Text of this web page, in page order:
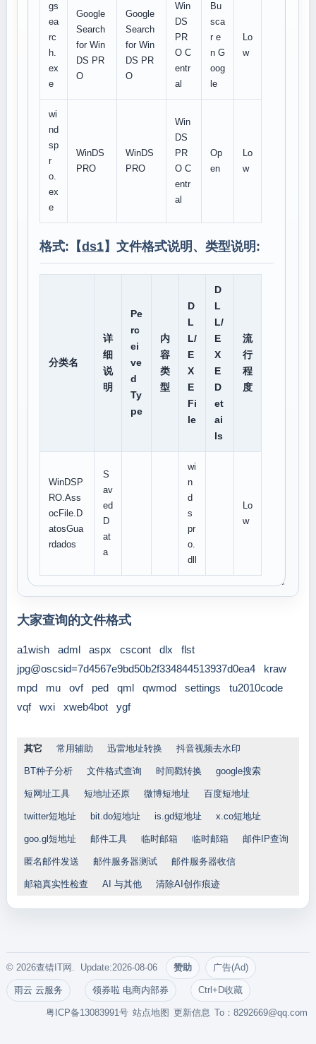
gs
ea
rc
h.
ex
e
Google
Search
for Win
DS PR
O
Google
Search
for Win
DS PR
O
Win
DS
PR
O C
entr
al
Bu
sca
r e
n G
oog
le
Lo
w
wi
nd
sp
r
o.
ex
e
WinDS
PRO
WinDS
PRO
Win
DS
PR
O C
entr
al
Op
en
Lo
w
格式:【ds1】文件格式说明、类型说明:
分类名
详
细
说
明
Pe
rc
ei
ve
d
Ty
pe
内
容
类
型
D
L
L/
E
X
E
Fi
le
D
L
L/
E
X
E
D
et
ai
ls
流
行
程
度
WinDSP
RO.Ass
ocFile.D
atosGua
rdados
S
av
ed
D
at
a
wi
n
d
s
pr
o.
dll
Lo
w
大家查询的文件格式
a1wish adml aspx cscont dlx
flst
jpg@oscsid=7d4567e9bd50b2f334844513937d0ea4
kraw
mpd
mu ovf ped qml qwmod settings
tu2010code
vqf
wxi xweb4bot ygf
其它 常用辅助 迅雷地址转换 抖音视频去水印
BT种子分析 文件格式查询 时间戳转换 google搜索
短网址工具 短地址还原 微博短地址 百度短地址
twitter短地址 bit.do短地址 is.gd短地址 x.co短地址
goo.gl短地址 邮件工具 临时邮箱 临时邮箱 邮件IP查询
匿名邮件发送 邮件服务器测试 邮件服务器收信
邮箱真实性检查 AI 与其他 清除AI创作痕迹
© 2026查错IT网. Update:2026-08-06 赞助 广告(Ad)
雨云 云服务 领券啦 电商内部券 Ctrl+D收藏
To：8292669@qq.com
更新信息
站点地图
粤ICP备13083991号